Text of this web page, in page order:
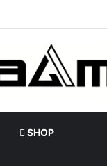
SHOP